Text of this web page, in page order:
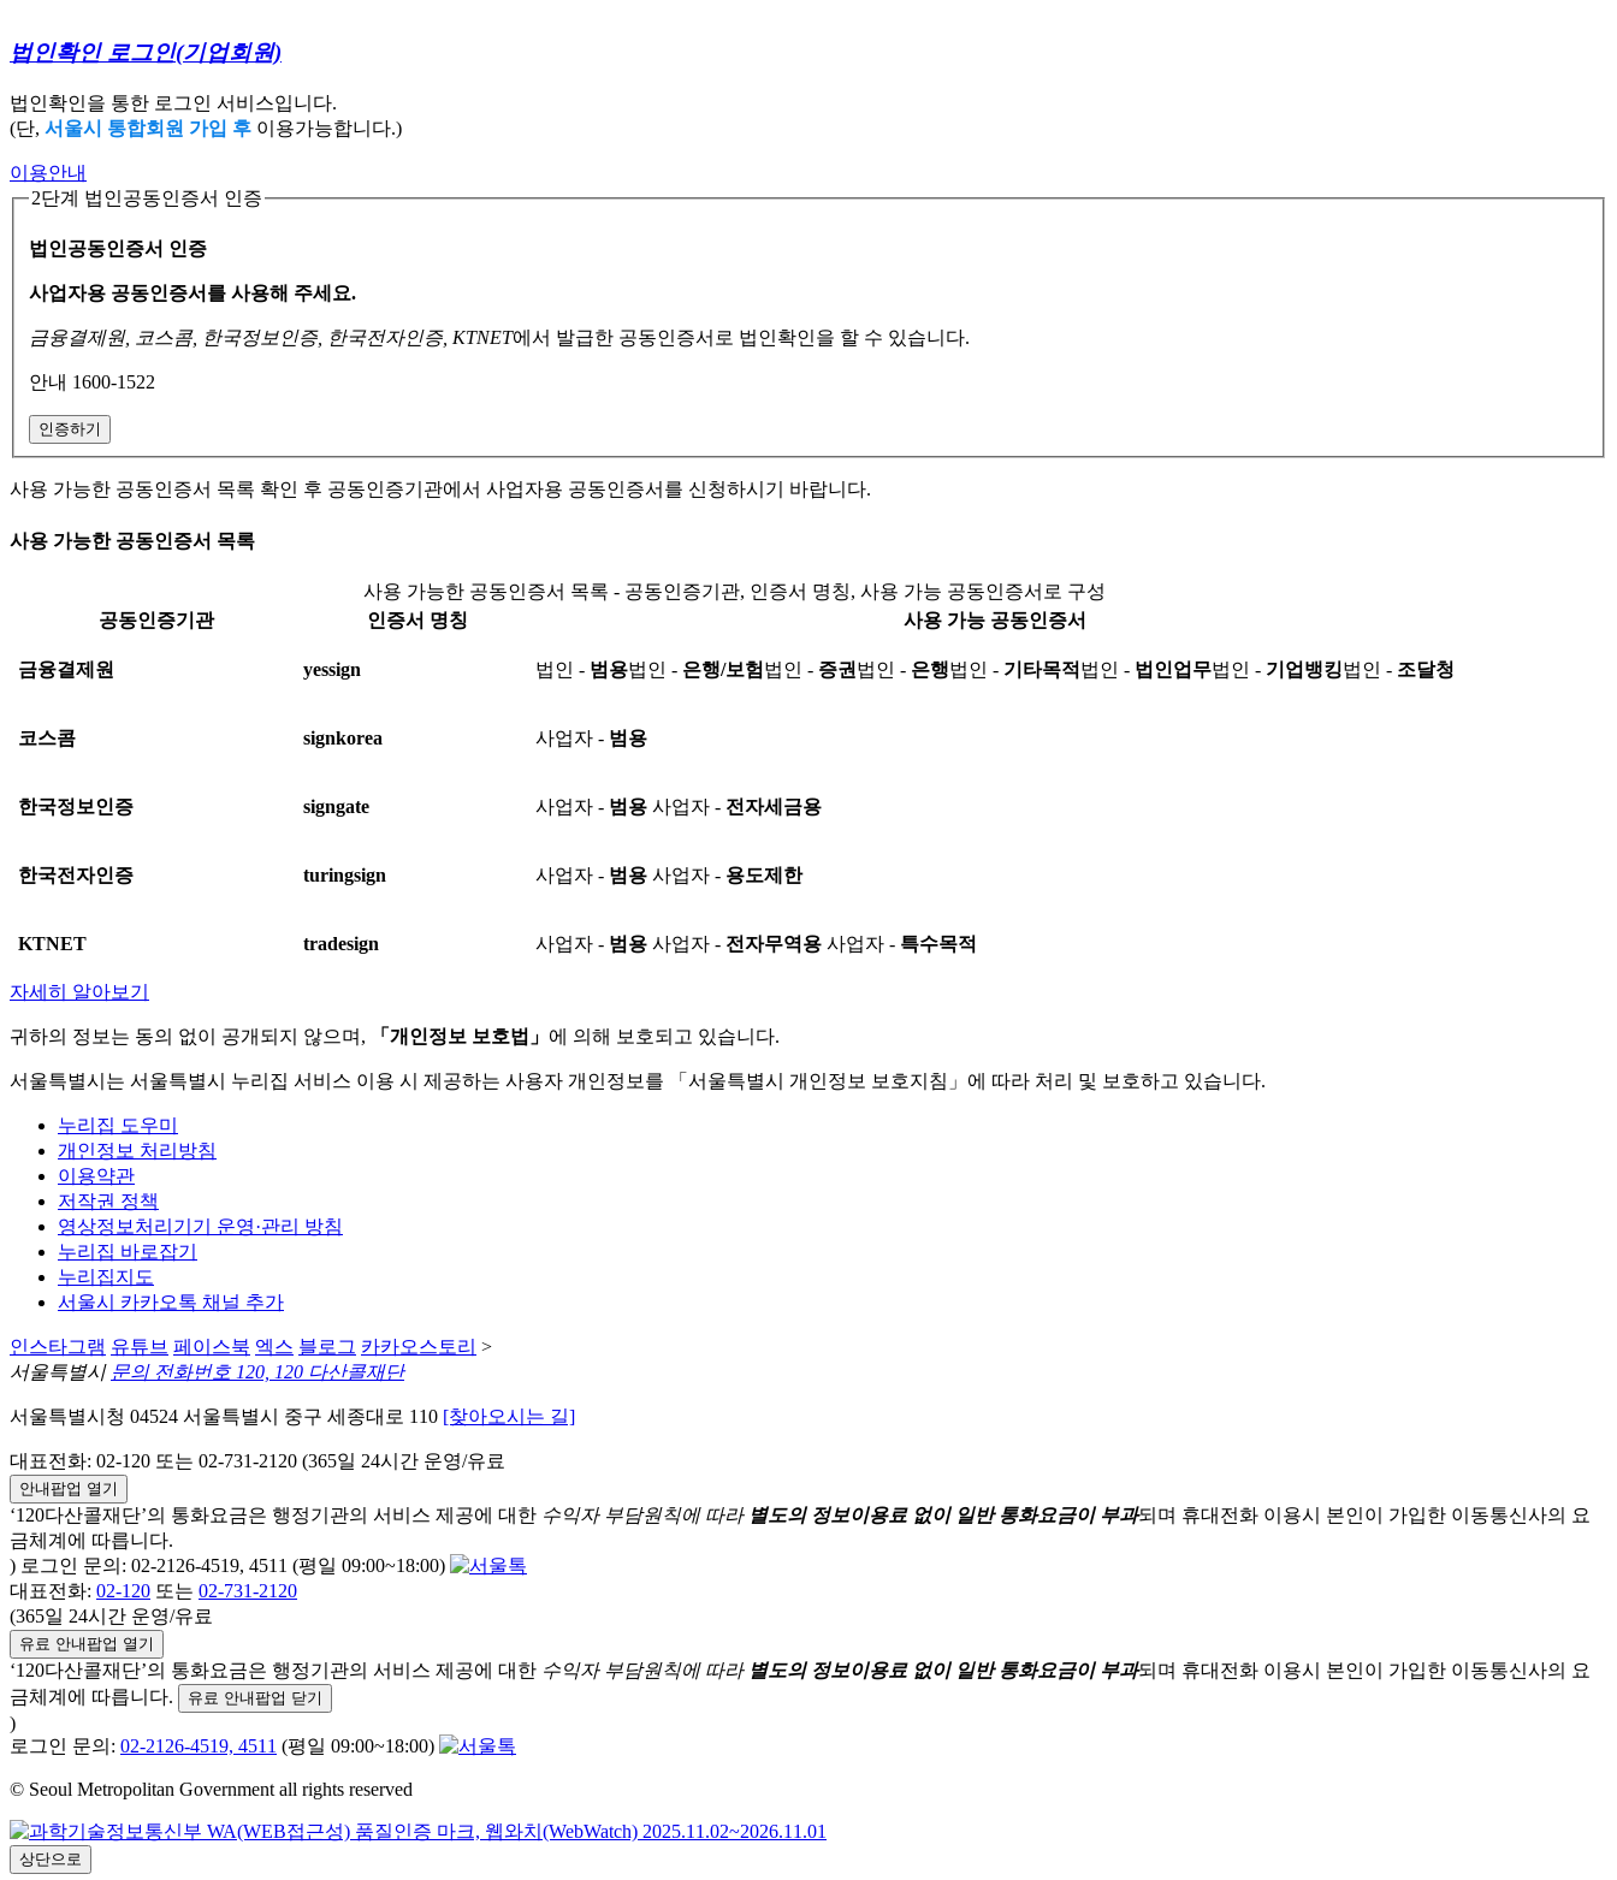
법인확인 로그인(기업회원)
법인확인을 통한 로그인 서비스입니다.
(단, 서울시 통합회원 가입 후 이용가능합니다.)
이용안내
2단계 법인공동인증서 인증
법인공동인증서 인증
사업자용 공동인증서를 사용해 주세요.
금융결제원, 코스콤, 한국정보인증, 한국전자인증, KTNET에서 발급한 공동인증서로 법인확인을 할 수 있습니다.
안내 1600-1522
인증하기
사용 가능한 공동인증서 목록 확인 후 공동인증기관에서 사업자용 공동인증서를 신청하시기 바랍니다.
사용 가능한 공동인증서 목록
사용 가능한 공동인증서 목록 - 공동인증기관, 인증서 명칭, 사용 가능 공동인증서로 구성
공동인증기관
인증서 명칭 사용 가능 공동인증서
금융결제원 yessign 법인 - 범용법인 - 은행/보험 법인 - 증권 법인 - 은행법인 - 기타목적 법인 - 법인업무법인 - 기업뱅킹법인 - 조달청
코스콤 signkorea 사업자 - 범용
한국정보인증 signgate 사업자 - 범용 사업자 - 전자세금용
한국전자인증 turingsign 사업자 - 범용 사업자 - 용도제한
KTNET tradesign 사업자 - 범용 사업자 - 전자무역용 사업자 - 특수목적
자세히 알아보기
귀하의 정보는 동의 없이 공개되지 않으며, 「개인정보 보호법」 에 의해 보호되고 있습니다.
서울특별시는 서울특별시 누리집 서비스 이용 시 제공하는 사용자 개인정보를 「서울특별시 개인정보 보호지침」에 따라 처리 및 보호하고 있습니다.
누리집 도우미
개인정보 처리방침
이용약관
저작권 정책
영상정보처리기기 운영·관리 방침
누리집 바로잡기
누리집지도
서울시 카카오톡 채널 추가
인스타그램 유튜브 페이스북 엑스 블로그 카카오스토리 >
서울특별시 문의 전화번호 120, 120 다산콜재단
서울특별시청 04524 서울특별시 중구 세종대로 110 [찾아오시는 길]
대표전화: 02-120 또는 02-731-2120 (365일 24시간 운영/유료
안내팝업 열기
‘120다산콜재단’의 통화요금은 행정기관의 서비스 제공에 대한 수익자 부담원칙에 따라 별도의 정보이용료 없이 일반 통화요금이 부과되며 휴대전화 이용시 본인이 가입한 이동통신사의 요
금체계에 따릅니다.
) 로그인 문의: 02-2126-4519, 4511 (평일 09:00~18:00)
대표전화: 02-120 또는 02-731-2120
(365일 24시간 운영/유료
유료 안내팝업 열기
‘120다산콜재단’의 통화요금은 행정기관의 서비스 제공에 대한 수익자 부담원칙에 따라 별도의 정보이용료 없이 일반 통화요금이 부과되며 휴대전화 이용시 본인이 가입한 이동통신사의 요
금체계에 따릅니다.
유료 안내팝업 닫기
)
로그인 문의: 02-2126-4519, 4511 (평일 09:00~18:00)
© Seoul Metropolitan Government all rights reserved
상단으로